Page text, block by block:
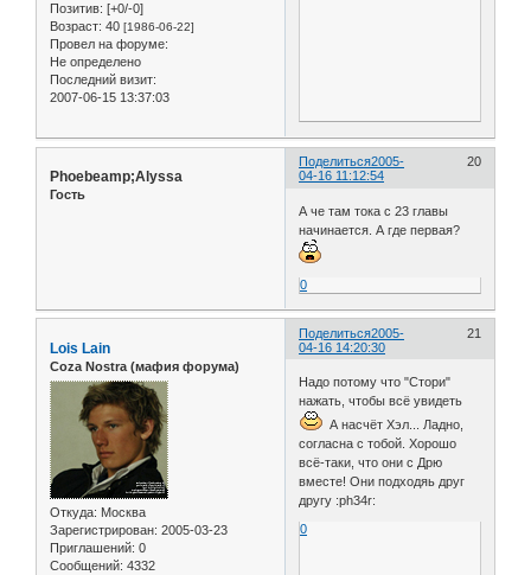
Позитив: [+0/-0]
Возраст: 40 [1986-06-22]
Провел на форуме:
Не определено
Последний визит:
2007-06-15 13:37:03
Поделиться 20
2005-
04-16 11:12:54
Phoebeamp;Alyssa
Гость
А че там тока с 23 главы
начинается. А где первая?
0
Поделиться 21
2005-
04-16 14:20:30
Lois Lain
Coza Nostra (мафия форума)
Откуда: Москва
Зарегистрирован: 2005-03-23
Приглашений: 0
Сообщений: 4332
Надо потому что "Стори"
нажать, чтобы всё увидеть
А насчёт Хэл... Ладно,
согласна с тобой. Хорошо
всё-таки, что они с Дрю
вместе! Они подходяь друг
другу :ph34r:
0